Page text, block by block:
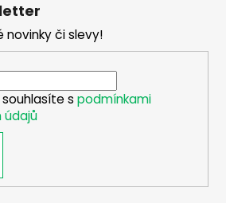
p
r
v
k
y
í
novinky či slevy!
s podmínkami
údajů